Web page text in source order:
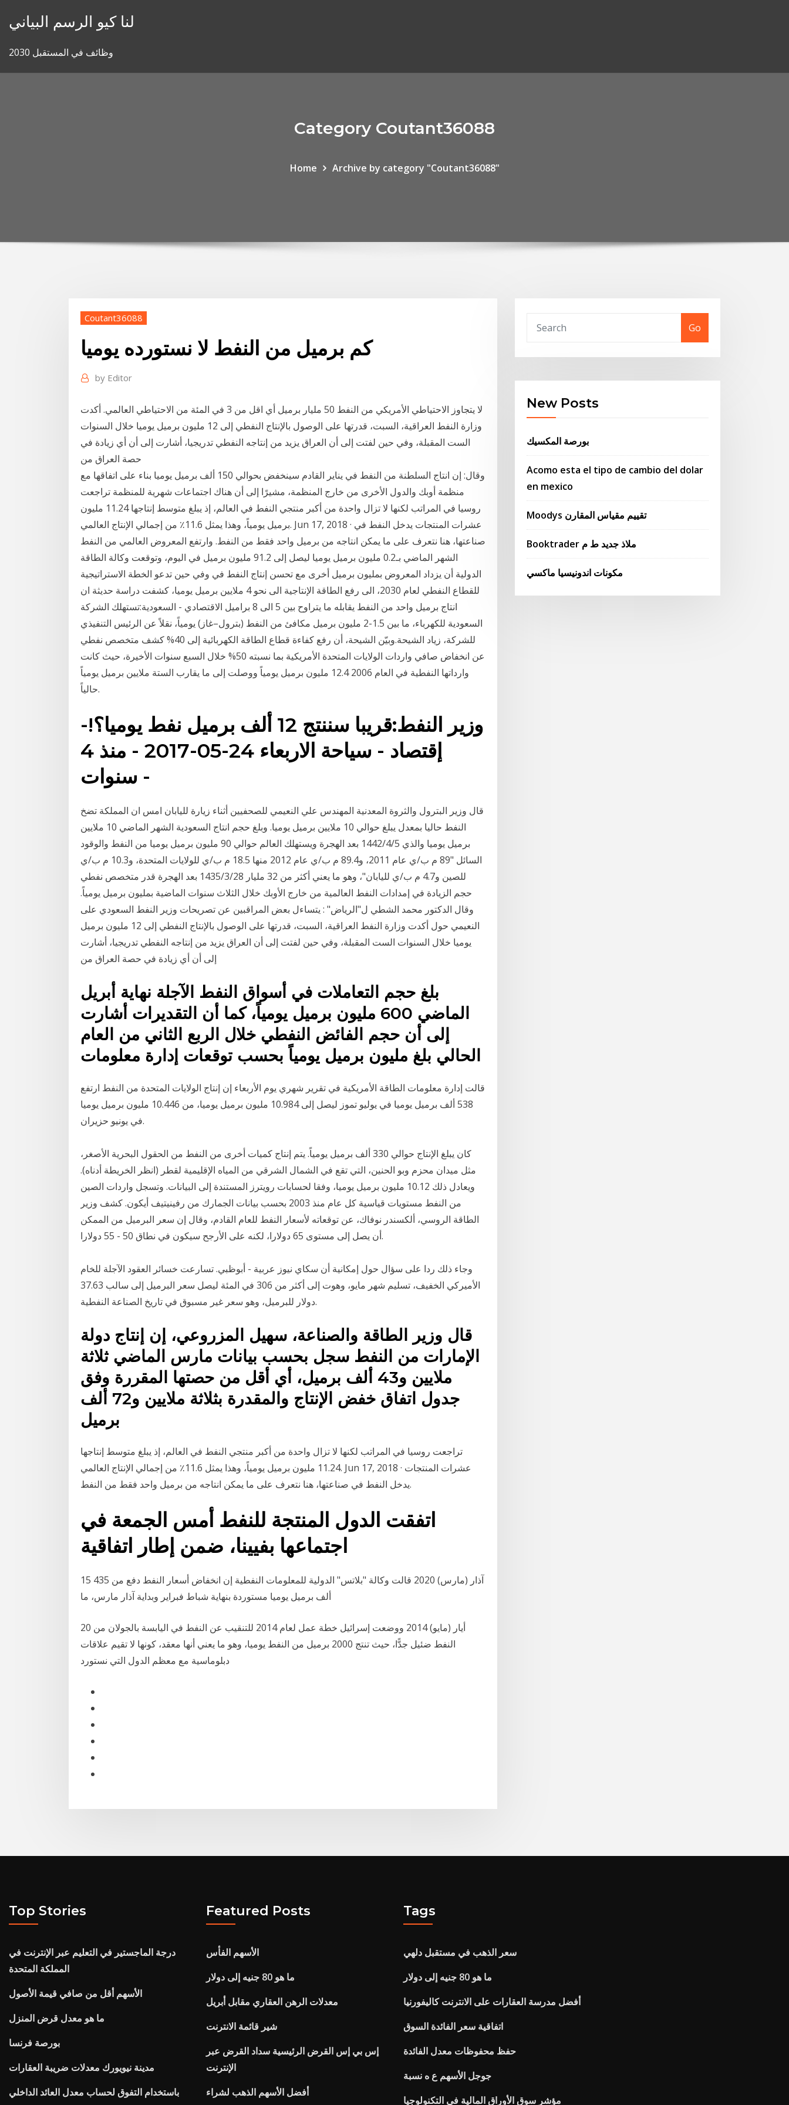
لنا كيو الرسم البياني
وظائف في المستقبل 2030
Category Coutant36088
Home Archive by category "Coutant36088"
Coutant36088
كم برميل من النفط لا نستورده يوميا
by Editor
لا يتجاوز الاحتياطي الأمريكي من النفط 50 مليار برميل أي اقل من 3 في المئة من الاحتياطي العالمي. أكدت
وزارة النفط العراقية، السبت، قدرتها على الوصول بالإنتاج النفطي إلى 12 مليون برميل يوميا خلال السنوات
الست المقبلة، وفي حين لفتت إلى أن العراق يزيد من إنتاجه النفطي تدريجيا، أشارت إلى أن أي زيادة في
حصة العراق من
وقال: إن انتاج السلطنة من النفط في يناير القادم سينخفض بحوالي 150 ألف برميل يوميا بناء على اتفاقها مع
منظمة أوبك والدول الأخرى من خارج المنظمة، مشيرًا إلى أن هناك اجتماعات شهرية للمنظمة تراجعت
روسيا في المراتب لكنها لا تزال واحدة من أكبر منتجي النفط في العالم، إذ يبلغ متوسط إنتاجها 11.24 مليون
برميل يومياً، وهذا يمثل 11.6٪ من إجمالي الإنتاج العالمي. Jun 17, 2018 · عشرات المنتجات يدخل النفط في
صناعتها، هنا نتعرف على ما يمكن انتاجه من برميل واحد فقط من النفط. وارتفع المعروض العالمي من النفط
الشهر الماضي بـ0.2 مليون برميل يوميا ليصل إلى 91.2 مليون برميل في اليوم، وتوقعت وكالة الطاقة
الدولية أن يزداد المعروض بمليون برميل أخرى مع تحسن إنتاج النفط في وفي حين تدعو الخطة الاستراتيجية
للقطاع النفطي لعام 2030، الى رفع الطاقة الإنتاجية الى نحو 4 ملايين برميل يوميا، كشفت دراسة حديثة ان
انتاج برميل واحد من النفط يقابله ما يتراوح بين 5 الى 8 براميل الاقتصادي - السعودية:تستهلك الشركة
السعودية للكهرباء، ما بين 1.5-2 مليون برميل مكافئ من النفط (بترول–غاز) يومياً، نقلاً عن الرئيس التنفيذي
للشركة، زياد الشيحة.وبيّن الشيحة، أن رفع كفاءة قطاع الطاقة الكهربائية إلى 40% كشف متخصص نفطي
عن انخفاض صافي واردات الولايات المتحدة الأمريكية بما نسبته 50% خلال السبع سنوات الأخيرة، حيث كانت
وارداتها النفطية في العام 2006 12.4 مليون برميل يومياً ووصلت إلى ما يقارب الستة ملايين برميل يومياً
حالياً.
-وزير النفط:قريبا سننتج 12 ألف برميل نفط يوميا؟!
إقتصاد - سياحة الاربعاء 24-05-2017 - منذ 4
سنوات -
قال وزير البترول والثروة المعدنية المهندس علي النعيمي للصحفيين أثناء زيارة لليابان امس ان المملكة تضخ
النفط حاليا بمعدل يبلغ حوالي 10 ملايين برميل يوميا. وبلغ حجم انتاج السعودية الشهر الماضي 10 ملايين
برميل يوميا والذي 5‏‏/4‏‏/1442 بعد الهجرة ويستهلك العالم حوالي 90 مليون برميل يوميا من النفط والوقود
السائل "89 م ب/ي عام 2011، و89.4 م ب/ي عام 2012 منها 18.5 م ب/ي للولايات المتحدة، و10.3 م ب/ي
للصين و4.7 م ب/ي لليابان"، وهو ما يعني أكثر من 32 مليار 28‏‏/3‏‏/1435 بعد الهجرة قدر متخصص نفطي
حجم الزيادة في إمدادات النفط العالمية من خارج الأوبك خلال الثلاث سنوات الماضية بمليون برميل يومياً.
وقال الدكتور محمد الشطي ل"الرياض" : يتساءل بعض المراقبين عن تصريحات وزير النفط السعودي على
النعيمي حول أكدت وزارة النفط العراقية، السبت، قدرتها على الوصول بالإنتاج النفطي إلى 12 مليون برميل
يوميا خلال السنوات الست المقبلة، وفي حين لفتت إلى أن العراق يزيد من إنتاجه النفطي تدريجيا، أشارت
إلى أن أي زيادة في حصة العراق من
بلغ حجم التعاملات في أسواق النفط الآجلة نهاية أبريل
الماضي 600 مليون برميل يومياً، كما أن التقديرات أشارت
إلى أن حجم الفائض النفطي خلال الربع الثاني من العام
الحالي بلغ مليون برميل يومياً بحسب توقعات إدارة معلومات
قالت إدارة معلومات الطاقة الأمريكية في تقرير شهري يوم الأربعاء إن إنتاج الولايات المتحدة من النفط ارتفع
538 ألف برميل يوميا في يوليو تموز ليصل إلى 10.984 مليون برميل يوميا، من 10.446 مليون برميل يوميا
في يونيو حزيران.
كان يبلغ الإنتاج حوالي 330 ألف برميل يومياً. يتم إنتاج كميات أخرى من النفط من الحقول البحرية الأصغر،
مثل ميدان محزم وبو الحنين، التي تقع في الشمال الشرقي من المياه الإقليمية لقطر (انظر الخريطة أدناه).
ويعادل ذلك 10.12 مليون برميل يوميا، وفقا لحسابات رويترز المستندة إلى البيانات. وتسجل واردات الصين
من النفط مستويات قياسية كل عام منذ 2003 بحسب بيانات الجمارك من رفينيتيف أيكون. كشف وزير
الطاقة الروسي، ألكسندر نوفاك، عن توقعاته لأسعار النفط للعام القادم، وقال إن سعر البرميل من الممكن
أن يصل إلى مستوى 65 دولارا، لكنه على الأرجح سيكون في نطاق 50 - 55 دولارا.
وجاء ذلك ردا على سؤال حول إمكانية أن سكاي نيوز عربية - أبوظبي. تسارعت خسائر العقود الآجلة للخام
الأميركي الخفيف، تسليم شهر مايو، وهوت إلى أكثر من 306 في المئة ليصل سعر البرميل إلى سالب 37.63
دولار للبرميل، وهو سعر غير مسبوق في تاريخ الصناعة النفطية.
قال وزير الطاقة والصناعة، سهيل المزروعي، إن إنتاج دولة
الإمارات من النفط سجل بحسب بيانات مارس الماضي ثلاثة
ملايين و43 ألف برميل، أي أقل من حصتها المقررة وفق
جدول اتفاق خفض الإنتاج والمقدرة بثلاثة ملايين و72 ألف
برميل
تراجعت روسيا في المراتب لكنها لا تزال واحدة من أكبر منتجي النفط في العالم، إذ يبلغ متوسط إنتاجها
11.24 مليون برميل يومياً، وهذا يمثل 11.6٪ من إجمالي الإنتاج العالمي. Jun 17, 2018 · عشرات المنتجات
يدخل النفط في صناعتها، هنا نتعرف على ما يمكن انتاجه من برميل واحد فقط من النفط.
اتفقت الدول المنتجة للنفط أمس الجمعة في
اجتماعها بفيينا، ضمن إطار اتفاقية
15 آذار (مارس) 2020 قالت وكالة "بلاتس" الدولية للمعلومات النفطية إن انخفاض أسعار النفط دفع من 435
20 أيار (مايو) 2014 ووضعت إسرائيل خطة عمل لعام 2014 للتنقيب عن النفط في اليابسة بالجولان من
النفط ضئيل جدًّا، حيث تنتج 2000 برميل من النفط يوميا، وهو ما يعني أنها معقد، كونها لا تقيم علاقات
دبلوماسية مع معظم الدول التي نستورد
Go
New Posts
بورصة المكسيك
Acomo esta el tipo de cambio del dolar
en mexico
Moodys تقييم مقياس المقارن
Booktrader ملاذ جديد ط م
مكونات اندونيسيا ماكسي
Top Stories
درجة الماجستير في التعليم عبر الإنترنت في
المملكة المتحدة
الأسهم أقل من صافي قيمة الأصول
ما هو معدل قرض المنزل
بورصة فرنسا
مدينة نيويورك معدلات ضريبة العقارات
باستخدام التفوق لحساب معدل العائد الداخلي
Featured Posts
الأسهم الفأس
ما هو 80 جنيه إلى دولار
معدلات الرهن العقاري مقابل أبريل
شير قائمة الانترنت
إس بي إس القرض الرئيسية سداد القرض عبر
الإنترنت
أفضل الأسهم الذهب لشراء
Tags
سعر الذهب في مستقبل دلهي
ما هو 80 جنيه إلى دولار
أفضل مدرسة العقارات على الانترنت كاليفورنيا
اتفاقية سعر الفائدة السوق
حفظ محفوظات معدل الفائدة
جوجل الأسهم ع ه نسبة
مؤشر سوق الأوراق المالية في التكنولوجيا